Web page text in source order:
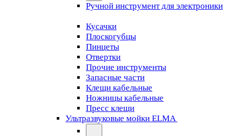
Ручной инструмент для электроники
Кусачки
Плоскогубцы
Пинцеты
Отвертки
Прочие инструменты
Запасные части
Клещи кабельные
Ножницы кабельные
Пресс клещи
Ультразвуковые мойки ELMA